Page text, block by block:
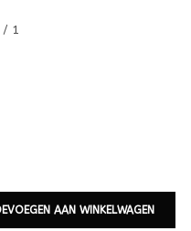
/ 1
AAN WINKELWAGEN